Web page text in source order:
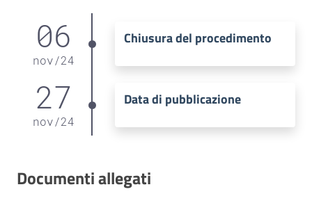
06
nov/24
Chiusura del procedimento
27
nov/24
Data di pubblicazione
Documenti allegati